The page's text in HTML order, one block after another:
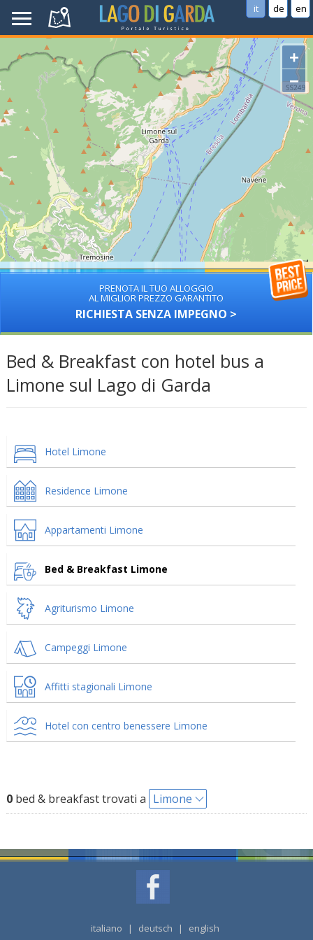
it de en
+
−
PRENOTA IL TUO ALLOGGIO
AL MIGLIOR PREZZO GARANTITO
RICHIESTA SENZA IMPEGNO >
Bed & Breakfast con hotel bus a
Limone sul Lago di Garda
Hotel Limone
Residence Limone
Appartamenti Limone
Bed & Breakfast Limone
Agriturismo Limone
Campeggi Limone
Affitti stagionali Limone
Hotel con centro benessere Limone
0bed & breakfast trovati a Limone
italiano | deutsch | english